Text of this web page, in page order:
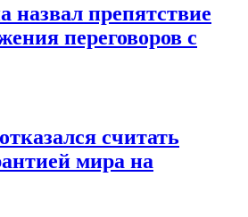
препятствие
переговоров с
считать
мира на